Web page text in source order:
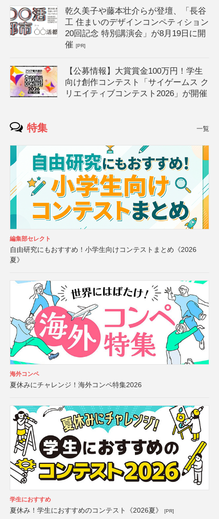
乾久美子や藤本壮介らが登壇、「長谷
工 住まいのデザインコンペティション
20回記念 特別講演会」が8月19日に開
催[PR]
【公募情報】大賞賞金100万円！学生
向け創作コンテスト「サイゲームス ク
リエイティブコンテスト2026」が開催
特集 一覧
編集部セレクト
自由研究にもおすすめ！小学生向けコンテストまとめ《2026
夏》
海外コンペ
夏休みにチャレンジ！海外コンペ特集2026
学生におすすめ
夏休み！学生におすすめのコンテスト《2026夏》 [PR]